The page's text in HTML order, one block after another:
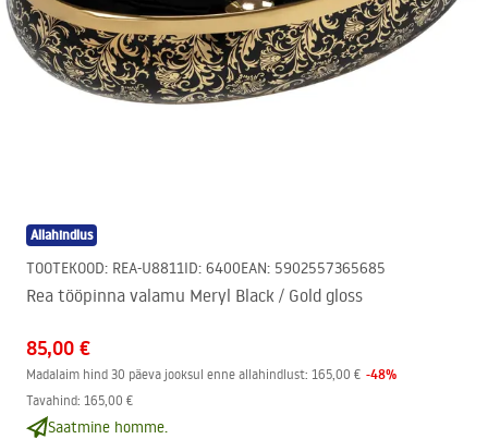
Allahindlus
TOOTEKOOD: REA-U8811ID: 6400EAN: 5902557365685
Rea tööpinna valamu Meryl Black / Gold gloss
85,00 €
Madalaim hind 30 päeva jooksul enne allahindlust: 165,00 € -48%
Tavahind: 165,00 €
Saatmine homme.